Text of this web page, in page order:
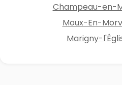
Champeau-en-
Moux-En-
Marigny-